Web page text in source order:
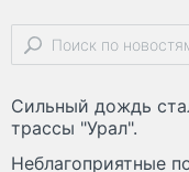
Сильный дождь
трассы "Урал".
Неблагоприятные